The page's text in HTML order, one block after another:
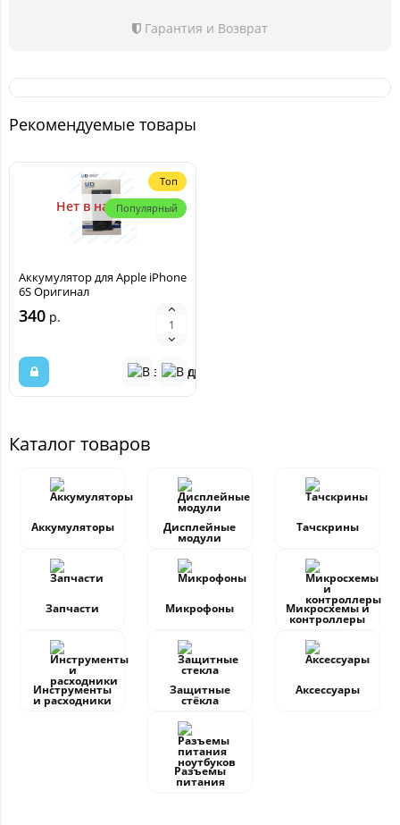
Гарантия и Возврат
Рекомендуемые товары
Топ
Популярный
Нет в наличии
Аккумулятор для Apple iPhone
6S Оригинал
340 р.
Каталог товаров
Аккумуляторы Дисплейные
модули
Тачскрины
Запчасти Микрофоны Микросхемы и
контроллеры
Инструменты
и расходники
Защитные
стёкла
Аксессуары
Разъемы
питания